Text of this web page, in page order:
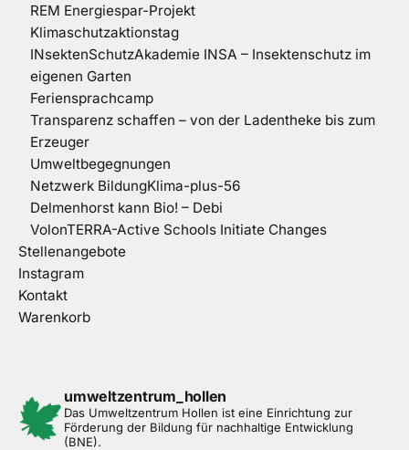
REM Energiespar-Projekt
Klimaschutzaktionstag
INsektenSchutzAkademie INSA – Insektenschutz im
eigenen Garten
Feriensprachcamp
Transparenz schaffen – von der Ladentheke bis zum
Erzeuger
Umweltbegegnungen
Netzwerk BildungKlima-plus-56
Delmenhorst kann Bio! – Debi
VolonTERRA-Active Schools Initiate Changes
Stellenangebote
Instagram
Kontakt
Warenkorb
umweltzentrum_hollen
Das Umweltzentrum Hollen ist eine Einrichtung zur
Förderung der Bildung für nachhaltige Entwicklung
(BNE).